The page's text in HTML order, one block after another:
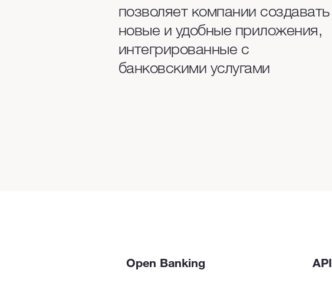
позволяет компании создавать
новые и удобные приложения,
интегрированные с
банковскими услугами
Open Banking API